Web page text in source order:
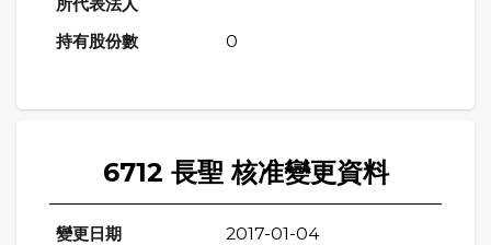
0
6712 長聖 核准變更資料
2017-01-04